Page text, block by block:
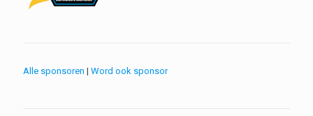
Alle sponsoren | Word ook sponsor